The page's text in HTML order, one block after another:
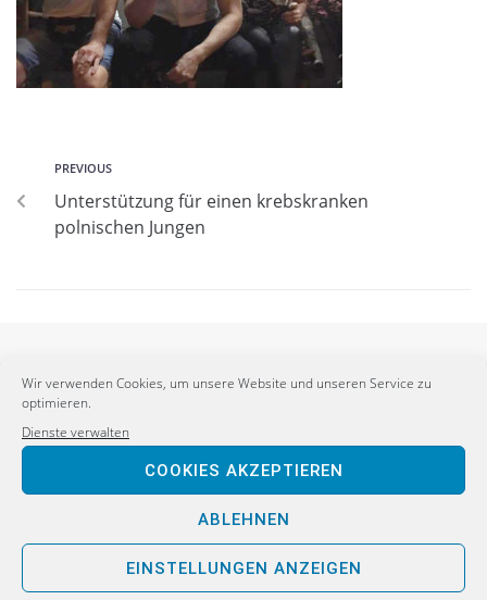
Wir verwenden Cookies, um unsere Website und unseren Service zu
optimieren.
Dienste verwalten
COOKIES AKZEPTIEREN
ABLEHNEN
EINSTELLUNGEN ANZEIGEN
PREVIOUS
Unterstützung für einen krebskranken
polnischen Jungen
Sebastian Wippel
Alternative für Deutschland